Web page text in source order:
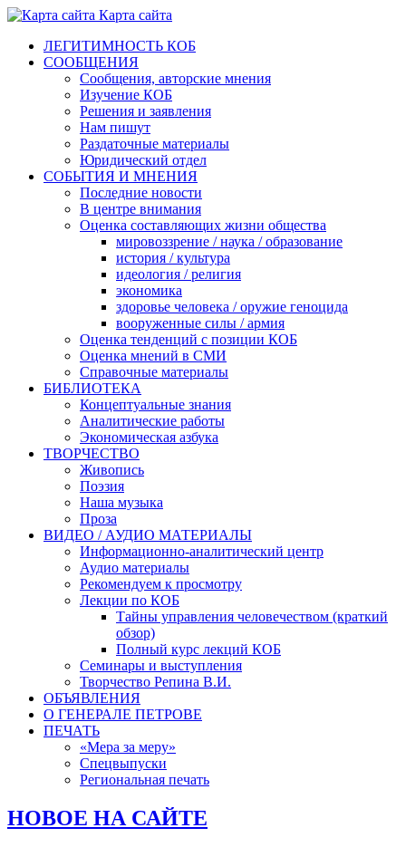
Карта сайта
ЛЕГИТИМНОСТЬ КОБ
СООБЩЕНИЯ
Сообщения, авторские мнения
Изучение КОБ
Решения и заявления
Нам пишут
Раздаточные материалы
Юридический отдел
СОБЫТИЯ И МНЕНИЯ
Последние новости
В центре внимания
Оценка составляющих жизни общества
мировоззрение / наука / образование
история / культура
идеология / религия
экономика
здоровье человека / оружие геноцида
вооруженные силы / армия
Оценка тенденций с позиции КОБ
Оценка мнений в СМИ
Справочные материалы
БИБЛИОТЕКА
Концептуальные знания
Аналитические работы
Экономическая азбука
ТВОРЧЕСТВО
Живопись
Поэзия
Наша музыка
Проза
ВИДЕО / АУДИО МАТЕРИАЛЫ
Информационно-аналитический центр
Аудио материалы
Рекомендуем к просмотру
Лекции по КОБ
Тайны управления человечеством (краткий
обзор)
Полный курс лекций КОБ
Семинары и выступления
Творчество Репина В.И.
ОБЪЯВЛЕНИЯ
О ГЕНЕРАЛЕ ПЕТРОВЕ
ПЕЧАТЬ
«Мера за меру»
Спецвыпуски
Региональная печать
НОВОЕ НА САЙТЕ